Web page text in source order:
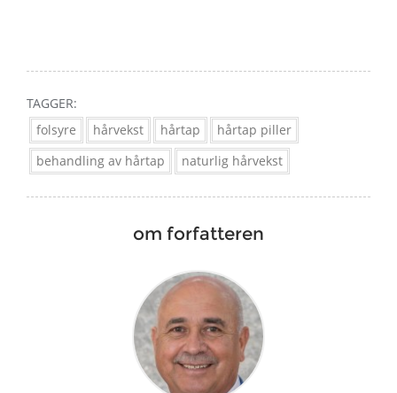
TAGGER:
folsyre
hårvekst hårtap
hårtap piller
behandling av hårtap
naturlig hårvekst
om forfatteren